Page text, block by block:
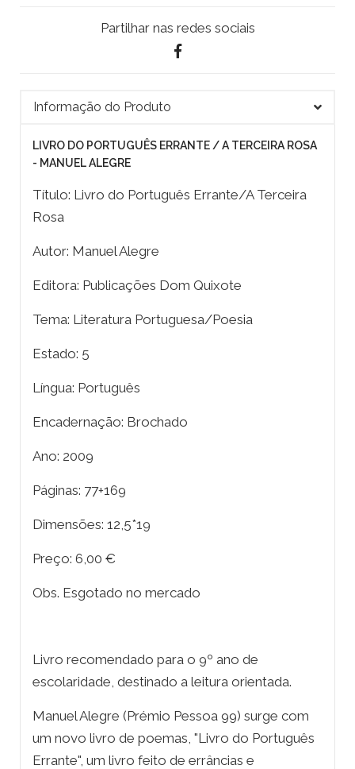
Partilhar nas redes sociais
Informação do Produto
LIVRO DO PORTUGUÊS ERRANTE / A TERCEIRA ROSA
- MANUEL ALEGRE
Título: Livro do Português Errante/A Terceira
Rosa
Autor: Manuel Alegre
Editora: Publicações Dom Quixote
Tema: Literatura Portuguesa/Poesia
Estado: 5
Língua: Português
Encadernação: Brochado
Ano: 2009
Páginas: 77+169
Dimensões: 12,5*19
Preço: 6,00 €
Obs. Esgotado no mercado
Livro recomendado para o 9º ano de
escolaridade, destinado a leitura orientada.
Manuel Alegre (Prémio Pessoa 99) surge com
um novo livro de poemas, "Livro do Português
Errante", um livro feito de errâncias e